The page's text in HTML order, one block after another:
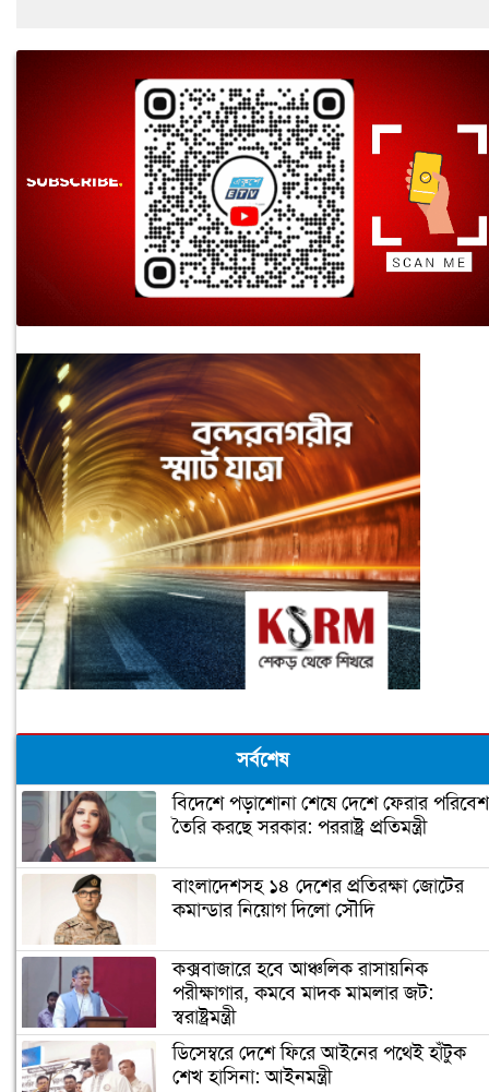
সর্বশেষ
বিদেশে পড়াশোনা শেষে দেশে ফেরার পরিবেশ
তৈরি করছে সরকার: পররাষ্ট্র প্রতিমন্ত্রী
বাংলাদেশসহ ১৪ দেশের প্রতিরক্ষা জোটের
কমান্ডার নিয়োগ দিলো সৌদি
কক্সবাজারে হবে আঞ্চলিক রাসায়নিক
পরীক্ষাগার, কমবে মাদক মামলার জট:
স্বরাষ্ট্রমন্ত্রী
ডিসেম্বরে দেশে ফিরে আইনের পথেই হাঁটুক
শেখ হাসিনা: আইনমন্ত্রী